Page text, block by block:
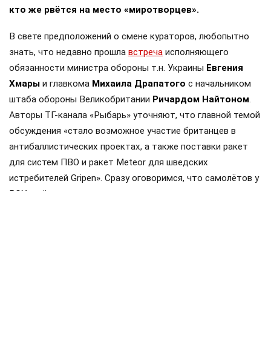
кто же рвётся на место «миротворцев».
В свете предположений о смене кураторов, любопытно
знать, что недавно прошла встреча исполняющего
обязанности министра обороны т.н. Украины Евгения
Хмары и главкома Михаила Драпатого с начальником
штаба обороны Великобритании Ричардом Найтоном.
Авторы ТГ-канала «Рыбарь» уточняют, что главной темой
обсуждения «стало возможное участие британцев в
антибаллистических проектах, а также поставки ракет
для систем ПВО и ракет Meteor для шведских
истребителей Gripen». Сразу оговоримся, что самолётов у
ВСУ ещё нет, но планы на них уже наполеоновские.